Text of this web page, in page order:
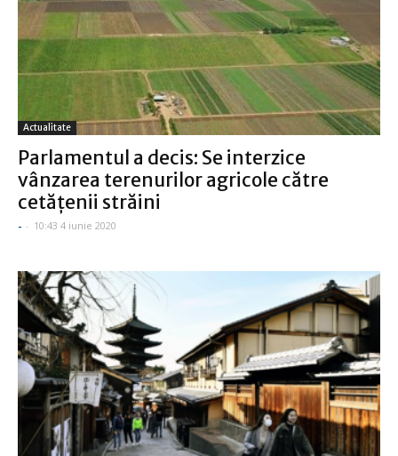
Actualitate
Parlamentul a decis: Se interzice
vânzarea terenurilor agricole către
cetăţenii străini
- - 10:43 4 iunie 2020